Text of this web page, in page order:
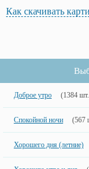
Как скачивать
Доброе утро (1384
Спокойной ночи (567
Хорошего дня (летние)